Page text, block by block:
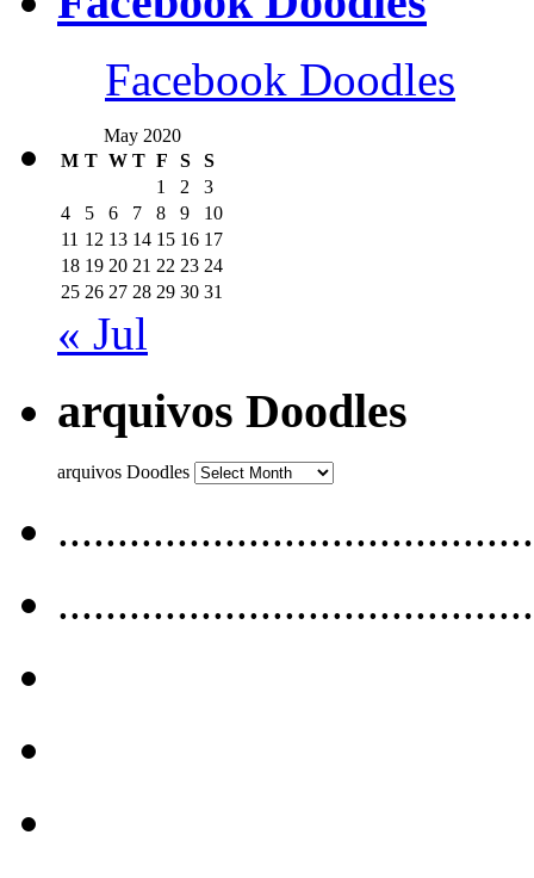
Facebook Doodles
May 2020
M T W T F S
S
1
2
3
4
5 6 7 8 9
10
11 12 13 14 15 16 17
18 19 20 21 22 23 24
25 26 27 28 29 30 31
« Jul
arquivos Doodles
arquivos Doodles